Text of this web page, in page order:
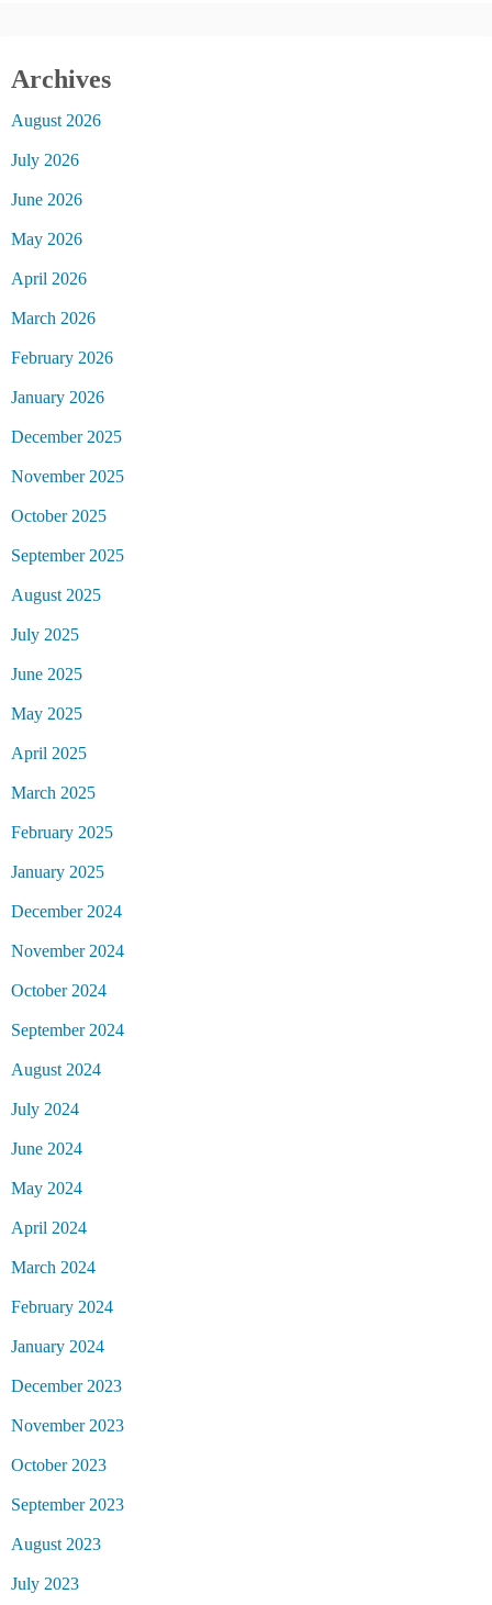
Archives
August 2026
July 2026
June 2026
May 2026
April 2026
March 2026
February 2026
January 2026
December 2025
November 2025
October 2025
September 2025
August 2025
July 2025
June 2025
May 2025
April 2025
March 2025
February 2025
January 2025
December 2024
November 2024
October 2024
September 2024
August 2024
July 2024
June 2024
May 2024
April 2024
March 2024
February 2024
January 2024
December 2023
November 2023
October 2023
September 2023
August 2023
July 2023